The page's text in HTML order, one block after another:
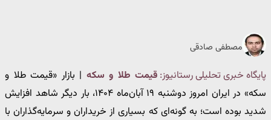
مصطفی صادقی
پایگاه خبری تحلیلی رستانیوز: قیمت طلا و سکه | بازار «قیمت طلا و
سکه» در ایران امروز دوشنبه ۱۹ آبان‌ماه ۱۴۰۴، بار دیگر شاهد افزایش
شدید بوده است؛ به گونه‌ای که بسیاری از خریداران و سرمایه‌گذاران با